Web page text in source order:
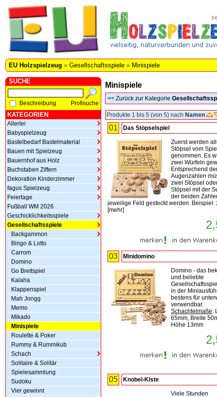
EU Holzspielzeug » Gesellschaftsspiele » Minispiele
SUCHE
Beschreibung Profisuche
KATEGORIEN
Allerlei
Babyspielzeug
Bastelbedarf Bastelmaterial
Bauen mit Spielzeug
Bauernhof aus Holz
Buchstaben Ziffern
Dekoration Kinderzimmer
fagus Spielzeug
Feiertage
Fußball WM 2026
Geschicklichkeitsspiele
Gesellschaftsspiele
Backgammon
Bingo & Lotto
Carrom
Domino
Go Brettspiel
Kalaha
Klappenspiel
Mah Jongg
Memo
Mikado
Minispiele
Roulette & Poker
Rummy & Rummikub
Schach
Solitaire & Solitär
Spielesammlung
Sudoku
Vier gewinnt
Minispiele
<< Zurück zur Kategorie
Produkte 1 bis 5 (von 5) nach Namen
01 Das Stöpselspiel
Zuerst werden
Stöpsel vom
genommen. Es
zwei Würfeln
Entsprechend
Augenzahlen
zwei Stöpsel
Stöpsel mit der
der beiden
jeweilige Feld gesteckt werden. Beispiel:
[mehr]
03 Minidomino
Domino - das
und beliebte
in der
bestens für
verwendbar.
Schachtelmaße:
65mm, Breite
Höhe 13mm
05 Knobel-Kiste
Viele Stunden